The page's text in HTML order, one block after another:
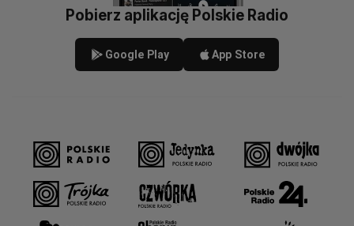
Pobierz aplikację Polskie Radio
Google Play App Store